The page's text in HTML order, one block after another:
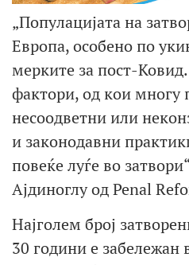
„Популацијата на
Европа, особено по
мерките за пост-
фактори, од кои многу
несоодветни или
и законодавни
повеќе луѓе во
Ајдиноглу од Penal
Најголем број
30 години е забележан